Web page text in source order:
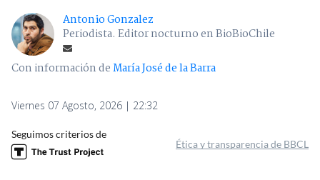
Antonio Gonzalez
Periodista. Editor nocturno en BioBioChile
Con información deMaría José de la Barra
Viernes 07 Agosto, 2026 | 22:32
Seguimos criterios de
Ética y transparencia de BBCL